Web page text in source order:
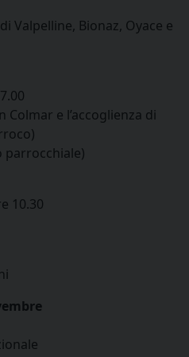
Valpelline, Bionaz, Oyace e
Colmar e l’accoglienza di
parrocchiale)
10.30